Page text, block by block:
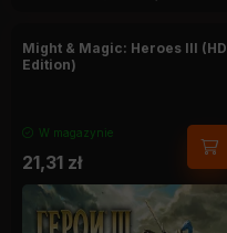
Might & Magic: Heroes III (HD
Edition)
W magazynie
21,31 zł